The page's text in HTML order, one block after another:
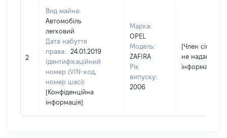
2
Вид майна:
Автомобіль
легковий
Дата набуття
права:
24.01.2019
Ідентифікаційний
номер (VIN-код,
номер шасі):
[Конфіденційна
інформація]
Марка:
OPEL
Модель:
ZAFIRA
Рік
випуску:
2006
[Член сім'ї
не надав
інформацію]